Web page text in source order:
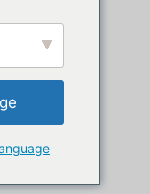
German
Russian
Hindi
Chinese
duty
with
and
and
such as